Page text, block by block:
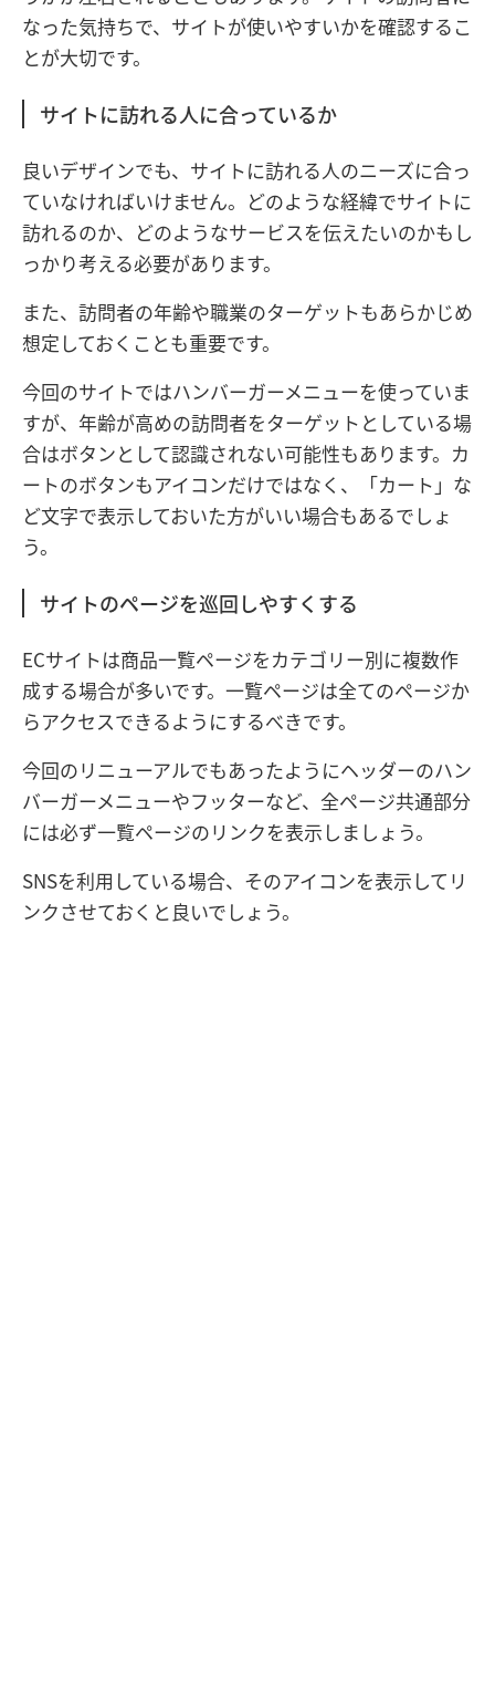
なった気持ちで、サイトが使いやすいかを確認するこ
とが大切です。
サイトに訪れる人に合っているか
良いデザインでも、サイトに訪れる人のニーズに合っ
ていなければいけません。どのような経緯でサイトに
訪れるのか、どのようなサービスを伝えたいのかもし
っかり考える必要があります。
また、訪問者の年齢や職業のターゲットもあらかじめ
想定しておくことも重要です。
今回のサイトではハンバーガーメニューを使っていま
すが、年齢が高めの訪問者をターゲットとしている場
合はボタンとして認識されない可能性もあります。カ
ートのボタンもアイコンだけではなく、「カート」な
ど文字で表示しておいた方がいい場合もあるでしょ
う。
サイトのページを巡回しやすくする
ECサイトは商品一覧ページをカテゴリー別に複数作
成する場合が多いです。一覧ページは全てのページか
らアクセスできるようにするべきです。
今回のリニューアルでもあったようにヘッダーのハン
バーガーメニューやフッターなど、全ページ共通部分
には必ず一覧ページのリンクを表示しましょう。
SNSを利用している場合、そのアイコンを表示してリ
ンクさせておくと良いでしょう。